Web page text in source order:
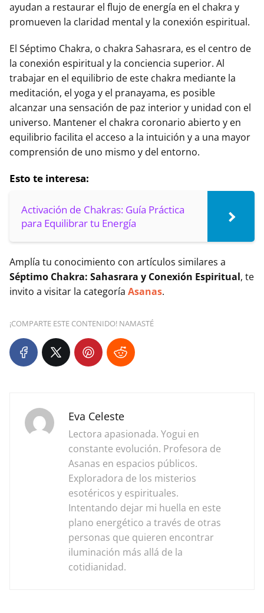
ayudan a restaurar el flujo de energía en el chakra y
promueven la claridad mental y la conexión espiritual.
El Séptimo Chakra, o chakra Sahasrara, es el centro de
la conexión espiritual y la conciencia superior. Al
trabajar en el equilibrio de este chakra mediante la
meditación, el yoga y el pranayama, es posible
alcanzar una sensación de paz interior y unidad con el
universo. Mantener el chakra coronario abierto y en
equilibrio facilita el acceso a la intuición y a una mayor
comprensión de uno mismo y del entorno.
Esto te interesa:
Activación de Chakras: Guía Práctica
para Equilibrar tu Energía
Amplía tu conocimiento con artículos similares a
Séptimo Chakra: Sahasrara y Conexión Espiritual, te
invito a visitar la categoría Asanas.
¡COMPARTE ESTE CONTENIDO! NAMASTÉ
Eva Celeste
Lectora apasionada. Yogui en
constante evolución. Profesora de
Asanas en espacios públicos.
Exploradora de los misterios
esotéricos y espirituales.
Intentando dejar mi huella en este
plano energético a través de otras
personas que quieren encontrar
iluminación más allá de la
cotidianidad.